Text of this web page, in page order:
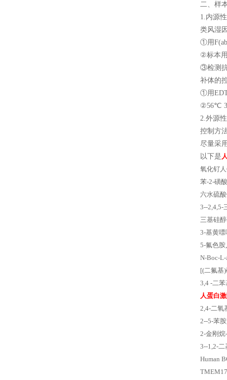
二、样
1.内源
类风湿
①用
②标本
③检测
补体的
①用
②56℃
2.外源
控制方
尽量采
以下是
氧化钌
苯-2-磺
六水硫
3--2,4,5-
三基硅
3-基黄嘌
5-氟色
N-Boc-
[(二氟基
3,4 -二苯
人蛋白
2,4-二氧
2--5-苯
2-金刚烷
3--1,2-
Human